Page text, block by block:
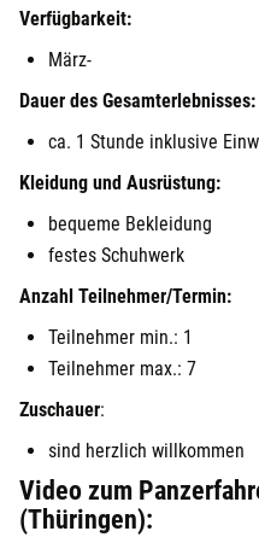
Verfügbarkeit:
März-
Dauer des Gesamterlebnisses:
ca. 1 Stunde inklusive
Kleidung und Ausrüstung:
bequeme Bekleidung
festes Schuhwerk
Anzahl Teilnehmer/Termin:
Teilnehmer min.: 1
Teilnehmer max.: 7
Zuschauer:
sind herzlich willkommen
Video zum
(Thüringen):